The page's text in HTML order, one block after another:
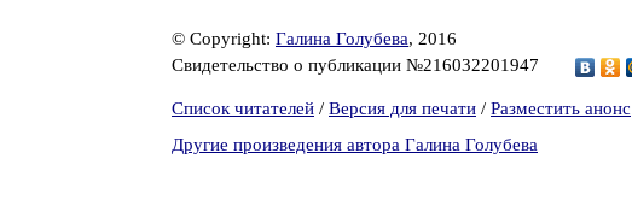
© Copyright: Галина Голубева, 2016
Свидетельство о публикации №216032201947
Список читателей / Версия для печати / Разместить анонс
Другие произведения автора Галина Голубева